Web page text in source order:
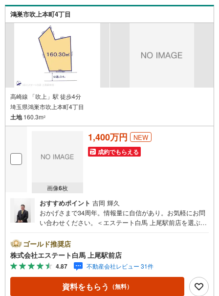
ドバイザーなど、専門資格を持つスタッフが多数在籍して
おります。お客様からの資料請求、お問い合わせをお待ち
しております。
鴻巣市吹上本町4丁目
高崎線 「吹上」駅 徒歩4分
埼玉県鴻巣市吹上本町4丁目
土地160.3m2
画像6枚
1,400万円 NEW
成約でもらえる
おすすめポイント 吉岡 輝久
おかげさまで34周年。情報量に自信があり。お気軽にお問
い合わせください。＜エステート白馬 上尾駅前店を選ぶ5
「イトーヨーカドー上尾駅前店」内に立地。2.無料駐車場
完備のお店立体駐車場は全480台収容可。駐車場完備してま
す。3.大型キッズスペース当店自慢のキッズスペースをぜ
ひご覧ください。店内におむつ替えコーナーもご用意して
ます。4.年中無休・365日営業でお手伝い営業時間:10時～2
0時まで。スピードある対応が自慢のお店です。5.提携FP
ゴールド推奨店
株式会社エステート白馬 上尾駅前店
4.87 不動産会社レビュー 31件
資料をもらう （無料）